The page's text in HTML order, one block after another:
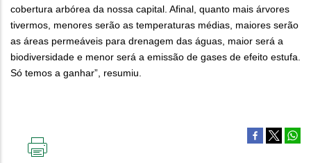
cobertura arbórea da nossa capital. Afinal, quanto mais árvores
tivermos, menores serão as temperaturas médias, maiores serão
as áreas permeáveis para drenagem das águas, maior será a
biodiversidade e menor será a emissão de gases de efeito estufa.
Só temos a ganhar”, resumiu.